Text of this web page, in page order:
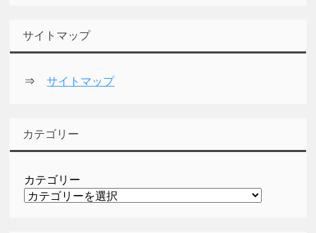
サイトマップ
⇒サイトマップ
カテゴリー
カテゴリー